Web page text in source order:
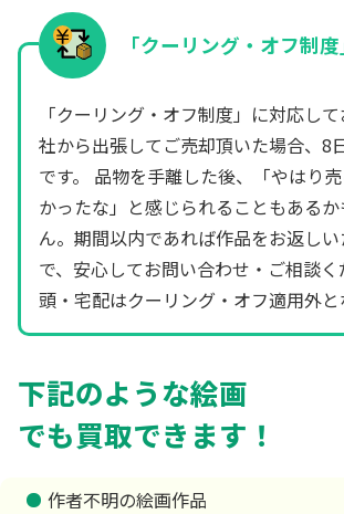
「クーリング・オフ制
「クーリング・オフ制度」に対応し
社から出張してご売却頂いた場合、8
です。 品物を手離した後、「やはり
かったな」と感じられることもある
ん。期間以内であれば作品をお返し
で、安心してお問い合わせ・ご相談
頭・宅配はクーリング・オフ適用外
下記のような絵画
でも買取できます！
作者不明の絵画作品